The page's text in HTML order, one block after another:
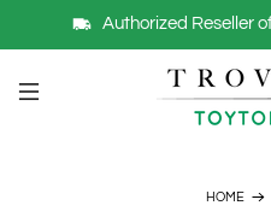
Authorized Reseller
HOME